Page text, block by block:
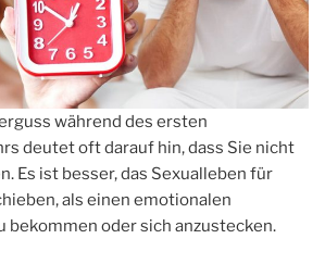
während des ersten
deutet oft darauf hin, dass Sie nicht
Es ist besser, das Sexualleben für
als einen emotionalen
bekommen oder sich anzustecken.